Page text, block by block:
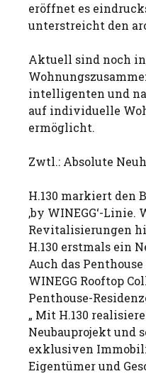
eröffnet es
unterstreicht den
Aktuell sind noch
intelligenten und
auf individuelle
ermöglicht.
Zwtl.: Absolute
H.130 markiert den
‚by WINEGG‘-
Revitalisierungen
H.130 erstmals ein
Auch das
WINEGG Rooftop
Penthouse-
„ Mit H.130
Neubauprojekt und
exklusiven
Eigentümer und